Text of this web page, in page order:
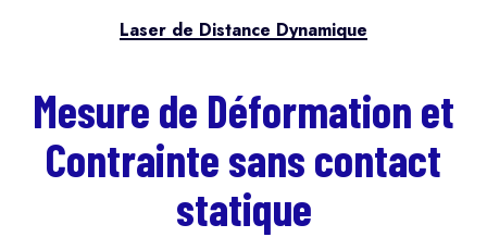
Laser de Distance Dynamique
Mesure de Déformation et
Contrainte sans contact
statique